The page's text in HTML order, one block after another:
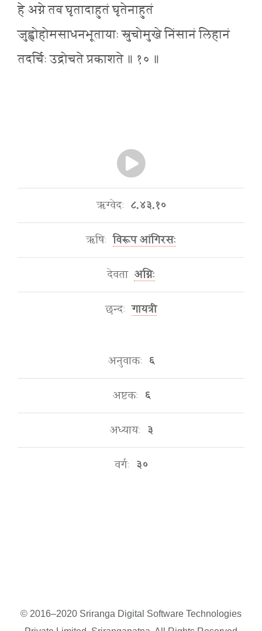
हे अग्ने तव घृतादाहुतं घृतेनाहुतं
जुह्वोहोमसाधनभूतायाः स्रुचोमुखे निंसानं लिहानं
तदर्चिः उद्रोचते प्रकाशते ॥ १० ॥
ऋग्वेदः ८.४३.१०
ऋषिः विरूप आंगिरसः
देवता अग्निः
छन्दः गायत्री
अनुवाकः ६
अष्टकः ६
अध्यायः ३
वर्गः ३०
© 2016–2020 Sriranga Digital Software Technologies